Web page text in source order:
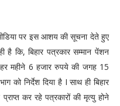
पर इस आशय की सूचना देते हुए
कि, बिहार पत्रकार सम्मान पेंशन
महीने 6 हजार रुपये की जगह 15
को निर्देश दिया है I साथ ही बिहार
कर रहे पत्रकारों की मृत्यु होने